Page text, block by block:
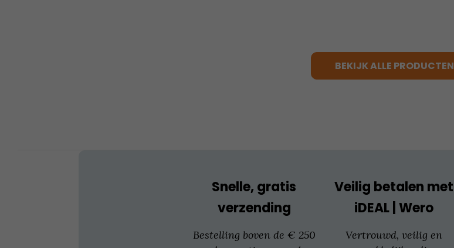
variaties.
productpagina
BEKIJK ALLE PRODUCTEN
Snelle, gratis
verzending
Bestelling boven de € 250
Veilig betalen met
iDEAL | Wero
Vertrouwd, veilig en